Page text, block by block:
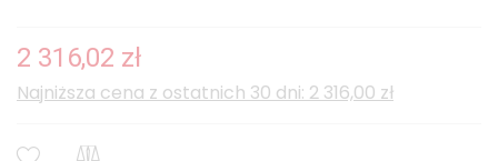
2 316,02 zł
Najniższa cena z ostatnich 30 dni: 2 316,00 zł